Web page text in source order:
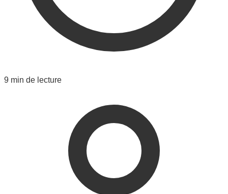
9 min de lecture